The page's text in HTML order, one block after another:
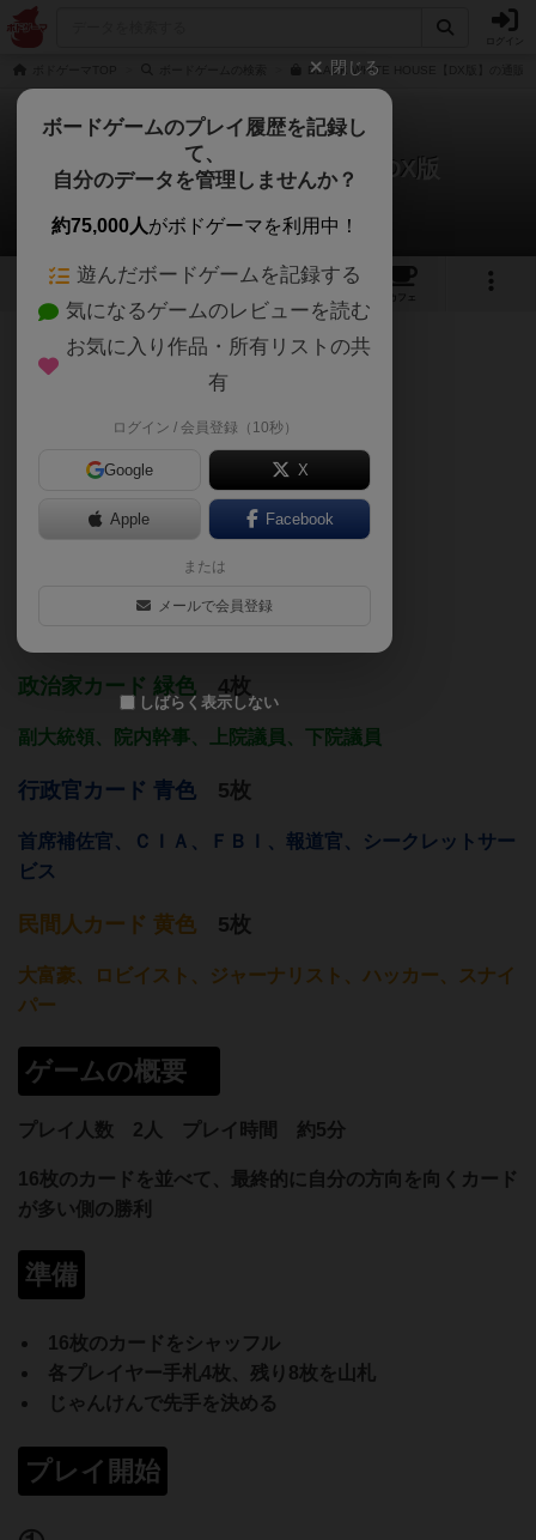
BLACK WHITE HOUSE【DX版】の通販/
ブラックホワイトハウス：DX版
リョウさんのルール/インスト
11 2
カフェ
227名 0名 0 約4年前
ブラックホワイトハウス
公式ルール
ゲームカード 16枚
政治家カード 緑色 4枚
副大統領、院内幹事、上院議員、下院議員
行政官カード 青色 5枚
首席補佐官、ＣＩＡ、ＦＢＩ、報道官、シークレットサー
ビス
民間人カード 黄色 5枚
大富豪、ロビイスト、ジャーナリスト、ハッカー、スナイ
パー
ゲームの概要
プレイ人数 2人 プレイ時間 約5分
16枚のカードを並べて、最終的に自分の方向を向くカード
が多い側の勝利
準備
16枚のカードをシャッフル
各プレイヤー手札4枚、残り8枚を山札
じゃんけんで先手を決める
プレイ開始
閉じる
ボードゲームのプレイ履歴を記録し
て、
自分のデータを管理しませんか？
約75,000人がボドゲーマを利用中！
遊んだボードゲームを記録する
気になるゲームのレビューを読む
お気に入り作品・所有リストの共
有
ログイン / 会員登録（10秒）
Google X
Apple Facebook
または
メールで会員登録
しばらく表示しない